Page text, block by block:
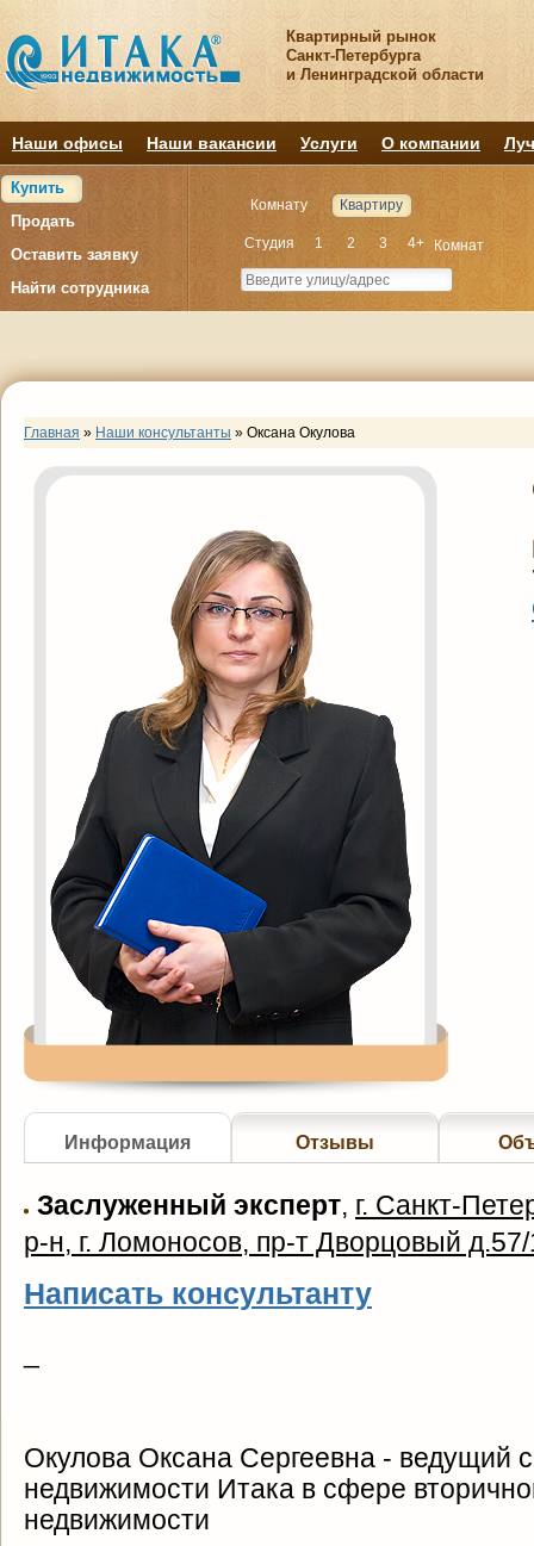
Квартирный рынок
Санкт-Петербурга
и Ленинградской области
Наши офисы Наши вакансии Услуги О компании
Купить
Продать
Оставить заявку
Найти сотрудника
Комнату Квартиру
Студия 1 2 3 4+ Комнат
Главная » Наши консультанты » Оксана Окулова
Информация Отзывы
Заслуженный эксперт, г. Санкт-
р-н, г. Ломоносов, пр-т Дворцовый д.57/
Написать консультанту
Окулова Оксана Сергеевна - ведущий
недвижимости Итака в сфере
недвижимости